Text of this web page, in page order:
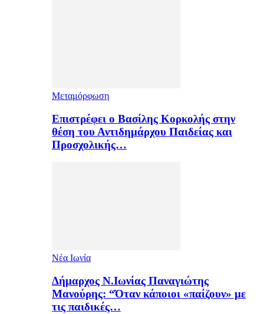
Μεταμόρφωση
Επιστρέφει ο Βασίλης Κορκολής στην
θέση του Αντιδημάρχου Παιδείας και
Προσχολικής…
Νέα Ιωνία
Δήμαρχος Ν.Ιωνίας Παναγιώτης
Μανούρης: “Όταν κάποιοι «παίζουν» με
τις παιδικές…